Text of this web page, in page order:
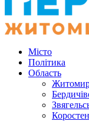
Місто
Політика
Область